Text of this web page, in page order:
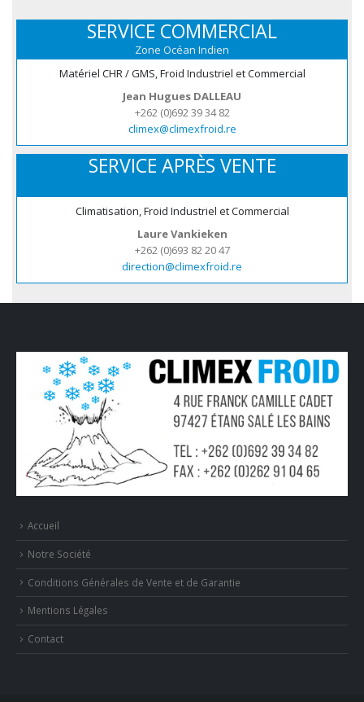
SERVICE COMMERCIAL
Zone Océan Indien
Matériel CHR / GMS, Froid Industriel et Commercial
Jean Hugues DALLEAU
+262 (0)692 39 34 82
climex@climexfroid.re
SERVICE APRÈS VENTE
Climatisation, Froid Industriel et Commercial
Laure Vankieken
+262 (0)693 82 20 47
direction@climexfroid.re
Accueil
Notre Société
Conditions Générales de Vente et de Garantie
Mentions Légales
Contact